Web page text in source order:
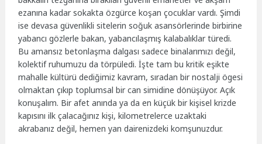
ezanına kadar sokakta özgürce koşan çocuklar vardı. Şimdi
ise devasa güvenlikli sitelerin soğuk asansörlerinde birbirine
yabancı gözlerle bakan, yabancılaşmış kalabalıklar türedi.
Bu amansız betonlaşma dalgası sadece binalarımızı değil,
kolektif ruhumuzu da törpüledi. İşte tam bu kritik eşikte
mahalle kültürü dediğimiz kavram, sıradan bir nostalji ögesi
olmaktan çıkıp toplumsal bir can simidine dönüşüyor. Açık
konuşalım. Bir afet anında ya da en küçük bir kişisel krizde
kapısını ilk çalacağınız kişi, kilometrelerce uzaktaki
akrabanız değil, hemen yan dairenizdeki komşunuzdur.